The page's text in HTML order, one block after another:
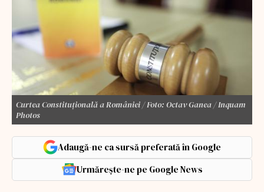
Curtea Constituțională a României / Foto: Octav Ganea / Inquam
Photos
Adaugă-ne ca sursă preferată în Google
Urmărește-ne pe Google News